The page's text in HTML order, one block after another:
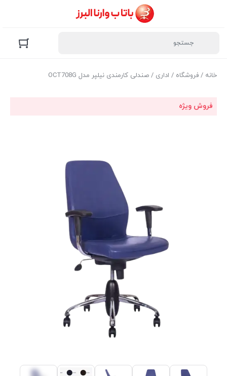
خانه / فروشگاه / اداری / صندلی کارمندی نیلپر مدل OCT708G
فروش ویژه